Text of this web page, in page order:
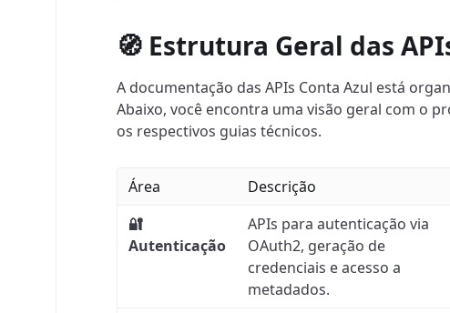
🧭 Estrutura Geral das
A documentação das APIs Conta Azul está
Abaixo, você encontra uma visão geral com o
os respectivos guias técnicos.
Área Descrição
🔐
Autenticação
APIs para autenticação via
OAuth2, geração de
credenciais e acesso a
metadados.